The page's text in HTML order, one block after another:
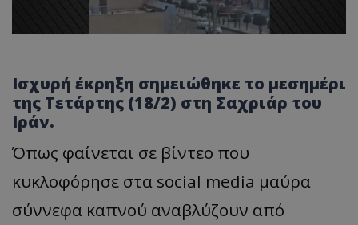
Ισχυρή έκρηξη σημειώθηκε το μεσημέρι
της Τετάρτης (18/2) στη Σαχριάρ του
Ιράν.
Όπως φαίνεται σε βίντεο που
κυκλοφόρησε στα social media μαύρα
σύννεφα καπνού αναβλύζουν από